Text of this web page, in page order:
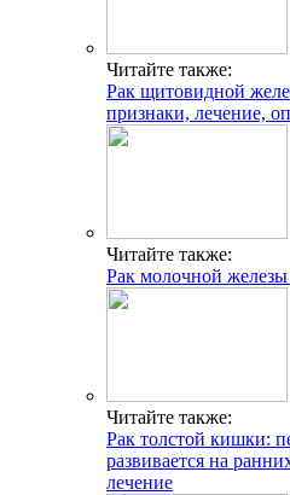
Читайте также:
Рак щитовидной
признаки, лечение,
Читайте также:
Рак молочной
Читайте также:
Рак толстой кишки:
развивается на
лечение